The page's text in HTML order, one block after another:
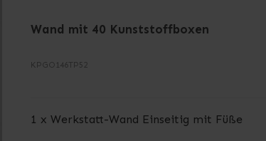
Wand mit 40 Kunststoffboxen
KPGO146TP52
1 x Werkstatt-Wand Einseitig mit Füße